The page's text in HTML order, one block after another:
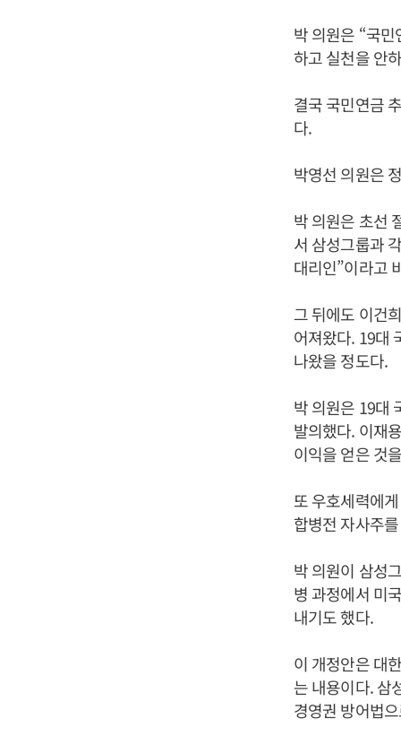
박 의원은 “국
하고 실천을 안
결국 국민연금
다.
박영선 의원은
박 의원은 초선
서 삼성그룹과
대리인”이라고
그 뒤에도 이건
어져왔다. 19대
나왔을 정도다.
박 의원은 19대
발의했다. 이재
이익을 얻은 것
또 우호세력에
합병전 자사주
박 의원이 삼성
병 과정에서 미
내기도 했다.
이 개정안은 대
는 내용이다. 삼
경영권 방어법